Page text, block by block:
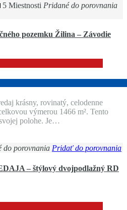
5 Miestnosti Pridané do porovnania
pozemku Žilina – Závodie
krásny, rovinatý, celodenne
výmerou 1466 m². Tento
polohe. Je…
do porovnania Pridať do porovnania
– štýlový dvojpodlažný RD